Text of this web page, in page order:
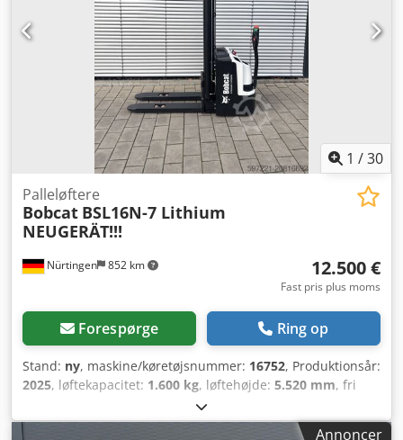
1 /30
Nürtingen 852 km
Palleløftere
Bobcat BSL16N-7 Lithium
NEUGERÄT!!!
12.500 €
Fast pris plus moms
Forespørge Ring op
Stand: ny, maskine/køretøjsnummer: 16752, Produktionsår:
2025, løftekapacitet: 1.600 kg, løftehøjde: 5.520 mm, fri
, lastcentrum:
brændstoftype:elektrisk, mastetype:triplex,
Annoncer